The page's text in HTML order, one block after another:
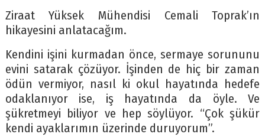
Ziraat Yüksek Mühendisi Cemali Toprak’ın
hikayesini anlatacağım.
Kendini işini kurmadan önce, sermaye sorununu
evini satarak çözüyor. İşinden de hiç bir zaman
ödün vermiyor, nasıl ki okul hayatında hedefe
odaklanıyor ise, iş hayatında da öyle. Ve
şükretmeyi biliyor ve hep söylüyor. “Çok şükür
kendi ayaklarımın üzerinde duruyorum”.